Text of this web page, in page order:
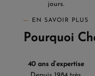
jours.
EN SAVOIR PLUS
Pourquoi
40 ans d’expertise